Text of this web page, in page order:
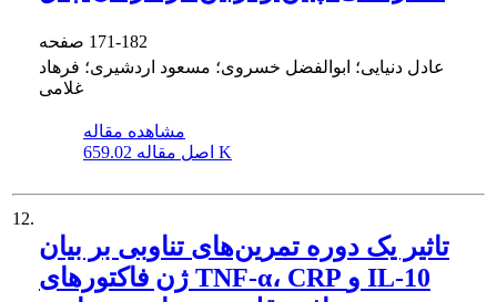
171-182
عادل دنیایی؛ ابوالفضل خسروی؛ مسعود اردشیری؛ فرهاد
غلامی
مشاهده مقاله
اصل مقاله 659.02 K
12.
تاثیر یک دوره تمرین‌های تناوبی بر بیان
ژن فاکتورهای TNF-α، CRP و IL-10